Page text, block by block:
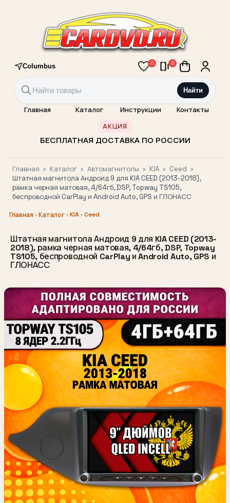
Columbus 0 0
Найти
Главная Каталог Инструкции Контакты
АКЦИЯ
БЕСПЛАТНАЯ ДОСТАВКА ПО РОССИИ
Главная › Каталог › Автомагнитолы › KIA › Ceed ›
Штатная магнитола Андроид 9 для KIA CEED (2013-2018),
рамка черная матовая, 4/64гб, DSP, Topway TS105,
беспроводной CarPlay и Android Auto, GPS и ГЛОНАСС
Главная ›Каталог›KIA›Ceed
Штатная магнитола Андроид 9 для KIA CEED (2013-
2018), рамка черная матовая, 4/64гб, DSP, Topway
TS105, беспроводной CarPlay и Android Auto, GPS и
ГЛОНАСС